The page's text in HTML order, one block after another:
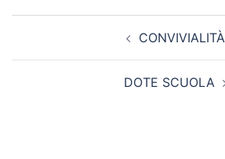
CONVIVIALITÀ
DOTE SCUOLA